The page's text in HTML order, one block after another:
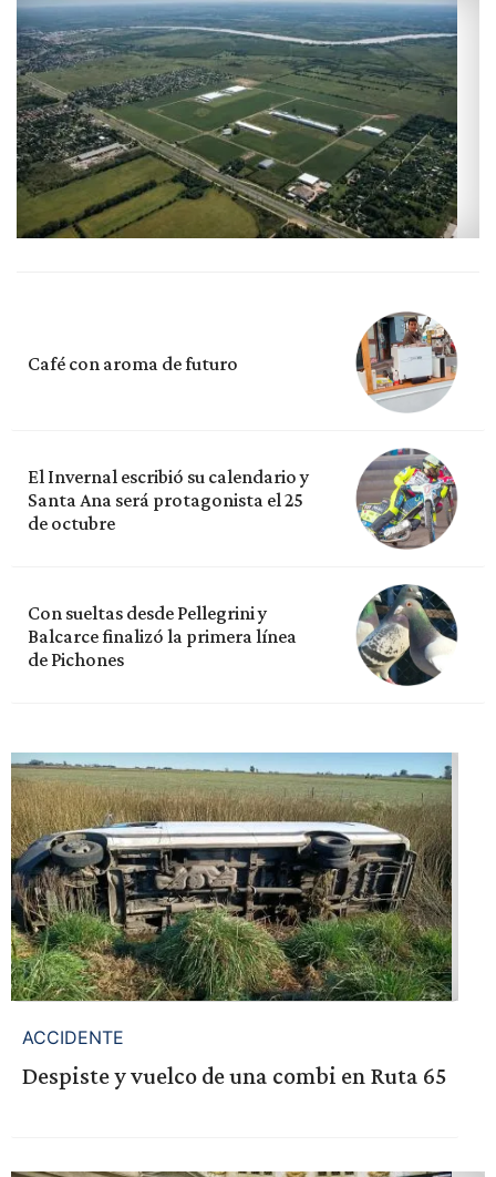
Café con aroma de futuro
El Invernal escribió su calendario y
Santa Ana será protagonista el 25
de octubre
Con sueltas desde Pellegrini y
Balcarce finalizó la primera línea
de Pichones
ACCIDENTE
Despiste y vuelco de una combi en Ruta 65